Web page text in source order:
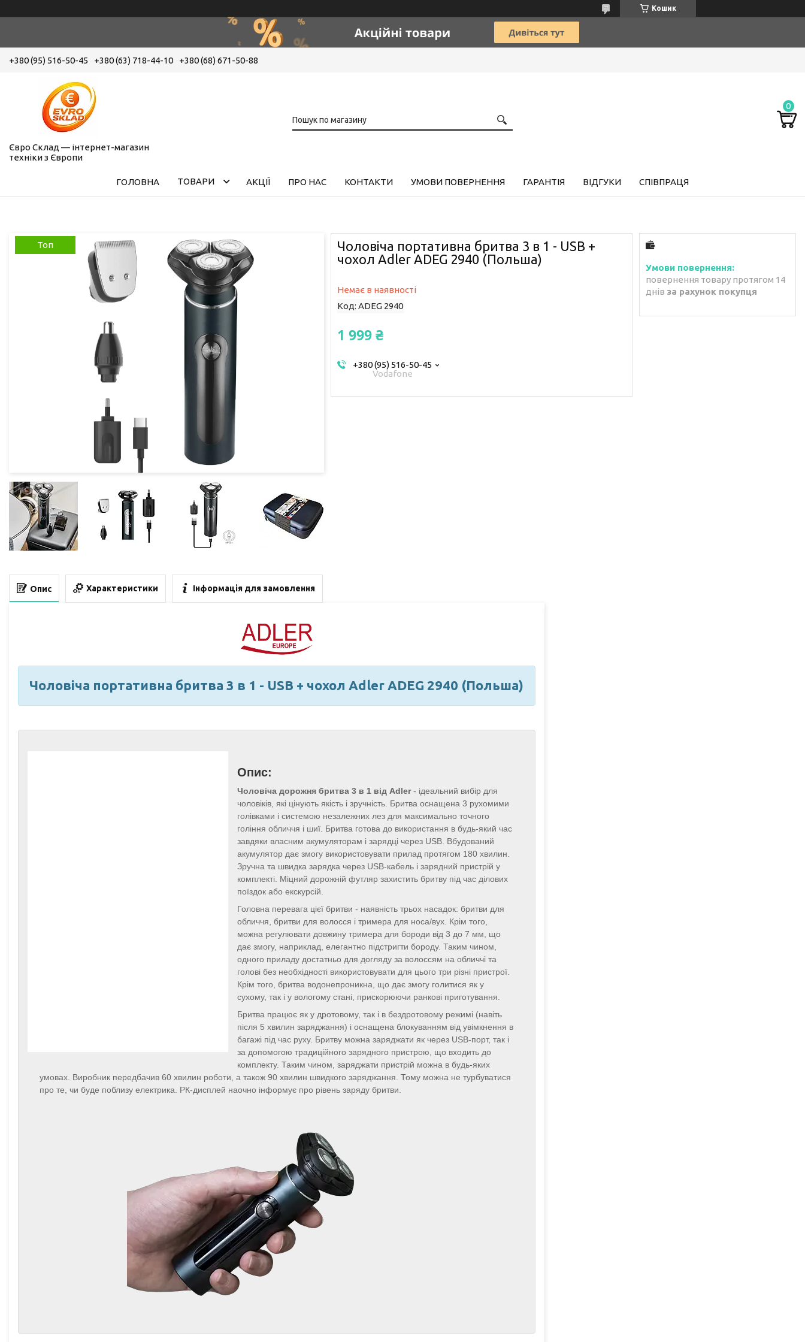
Кошик
+380 (95) 516-50-45 +380 (63) 718-44-10 +380 (68) 671-50-88
Євро Склад — інтернет-магазин
техніки з Європи
ГОЛОВНА ТОВАРИ АКЦІЇ ПРО НАС КОНТАКТИ УМОВИ ПОВЕРНЕННЯ ГАРАНТІЯ ВІДГУКИ СПІВПРАЦЯ
Топ
Чоловіча портативна бритва 3 в 1 - USB +
чохол Adler ADEG 2940 (Польша)
Немає в наявності
Код: ADEG 2940
1 999 ₴
+380 (95) 516-50-45
Vodafone
повернення товару протягом 14
днів за рахунок покупця
Опис Характеристики Інформація для замовлення
Чоловіча портативна бритва 3 в 1 - USB + чохол Adler ADEG 2940 (Польша)
Опис:
Чоловіча дорожня бритва 3 в 1 від Adler- ідеальний вибір для
чоловіків, які цінують якість і зручність. Бритва оснащена 3 рухомими
голівками і системою незалежних лез для максимально точного
гоління обличчя і шиї. Бритва готова до використання в будь-який час
завдяки власним акумуляторам і зарядці через USB. Вбудований
акумулятор дає змогу використовувати прилад протягом 180 хвилин.
Зручна та швидка зарядка через USB-кабель і зарядний пристрій у
комплекті. Міцний дорожній футляр захистить бритву під час ділових
поїздок або екскурсій.
Головна перевага цієї бритви - наявність трьох насадок: бритви для
обличчя, бритви для волосся і тримера для носа/вух. Крім того,
можна регулювати довжину тримера для бороди від 3 до 7 мм, що
дає змогу, наприклад, елегантно підстригти бороду. Таким чином,
одного приладу достатньо для догляду за волоссям на обличчі та
голові без необхідності використовувати для цього три різні пристрої.
Крім того, бритва водонепроникна, що дає змогу голитися як у
сухому, так і у вологому стані, прискорюючи ранкові приготування.
Бритва працює як у дротовому, так і в бездротовому режимі (навіть
після 5 хвилин заряджання) і оснащена блокуванням від увімкнення в
багажі під час руху. Бритву можна заряджати як через USB-порт, так і
за допомогою традиційного зарядного пристрою, що входить до
комплекту. Таким чином, заряджати пристрій можна в будь-яких
умовах. Виробник передбачив 60 хвилин роботи, а також 90 хвилин швидкого заряджання. Тому можна не турбуватися
про те, чи буде поблизу електрика. РК-дисплей наочно інформує про рівень заряду бритви.